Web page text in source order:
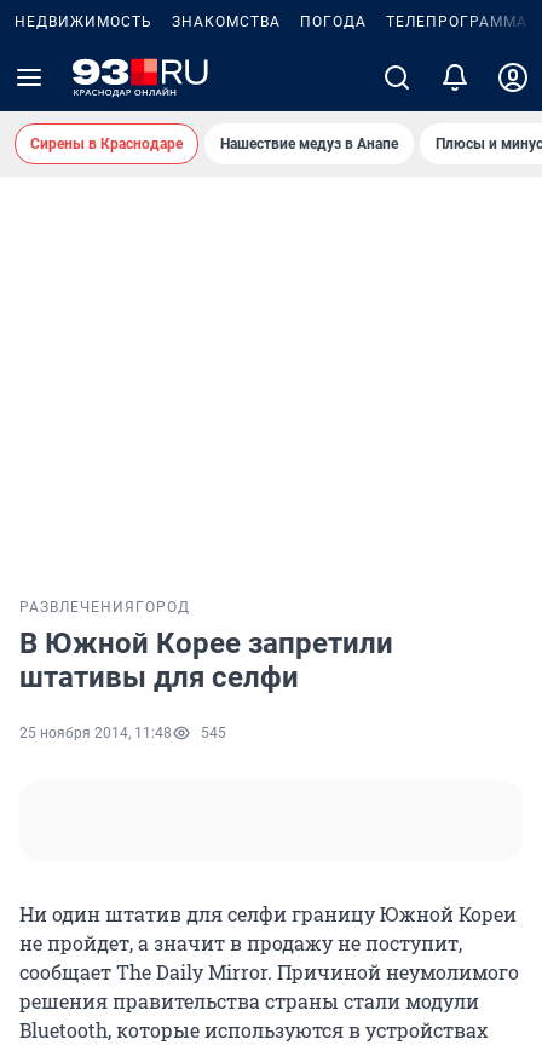
НЕДВИЖИМОСТЬ ЗНАКОМСТВА ПОГОДА ТЕЛЕПРОГРАММА
Сирены в Краснодаре Нашествие медуз в Анапе Плюсы и
РАЗВЛЕЧЕНИЯ ГОРОД
В Южной Корее запретили
штативы для селфи
25 ноября 2014, 11:48 545
Ни один штатив для селфи границу Южной Кореи
не пройдет, а значит в продажу не поступит,
сообщает The Daily Mirror. Причиной неумолимого
решения правительства страны стали модули
Bluetooth, которые используются в устройствах